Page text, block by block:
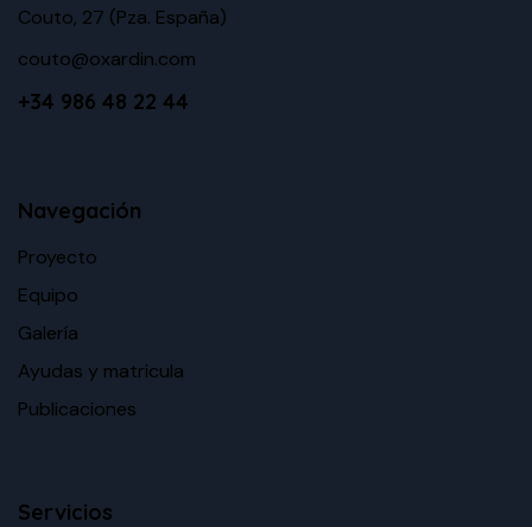
Couto, 27 (Pza. España)
couto@oxardin.com
+34 986 48 22 44
Navegación
Proyecto
Equipo
Galería
Ayudas y matricula
Publicaciones
Servicios